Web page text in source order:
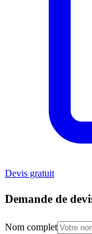
Devis gratuit
Demande de
Nom complet